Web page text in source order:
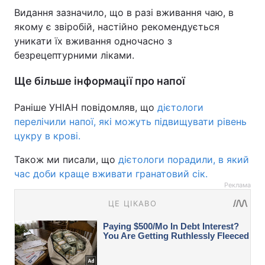
Видання зазначило, що в разі вживання чаю, в
якому є звіробій, настійно рекомендується
уникати їх вживання одночасно з
безрецептурними ліками.
Ще більше інформації про напої
Раніше УНІАН повідомляв, що дієтологи
перелічили напої, які можуть підвищувати рівень
цукру в крові.
Також ми писали, що дієтологи порадили, в який
час доби краще вживати гранатовий сік.
Реклама